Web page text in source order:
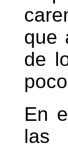
que
de
En
las